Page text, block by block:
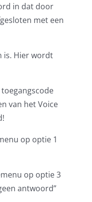
in dat door
met een
is. Hier wordt
van het Voice
op optie 1
op optie 3
antwoord”